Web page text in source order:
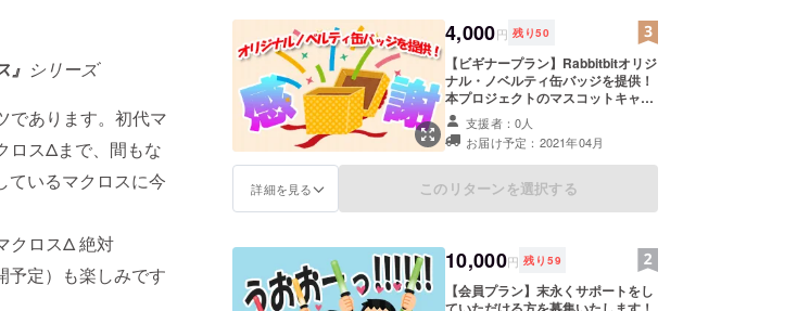
』 シリーズ
であります。初代マ
ロスΔまで、間もな
ているマクロスに今
クロスΔ 絶対
予定）も楽しみです
ページへ記載するご希望のお名前
（またはペンネーム・ハンドルネー
ム）を必ず備考欄にご記入くださ
い。記載のない場合は掲載希望なし
となります。
4,000円 残り50
【ビギナープラン】Rabbitbitオリジ
ナル・ノベルティ缶バッジを提供！
本プロジェクトのマスコットキャラ
クター、ピンクのウサギの
『Rabbitbit』のノベルティ缶バッジ
を提供いたします。 また、ご希望の
方はサイトにお名前（ハンドルネー
ム可能）を掲載いたします。 ※支援
時、スペシャルサンクスページへ記
載するご希望のお名前（またはペン
考欄にご記入ください。記載のない
場合は掲載希望なしとなります。
支援者：0人
お届け予定：2021年04月
詳細を見る このリターンを選択する
10,000円 残り 59
【会員プラン】末永くサポートをし